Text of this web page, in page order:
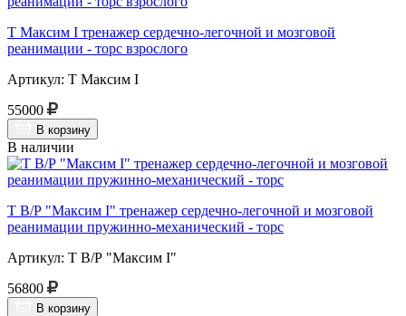
Т Максим I тренажер сердечно-легочной и мозговой
реанимации - торс взрослого
Артикул: Т Максим I
55000
В корзину
В наличии
Т В/Р "Максим I" тренажер сердечно-легочной и мозговой
реанимации пружинно-механический - торс
Артикул: Т В/Р "Максим I"
56800
В корзину